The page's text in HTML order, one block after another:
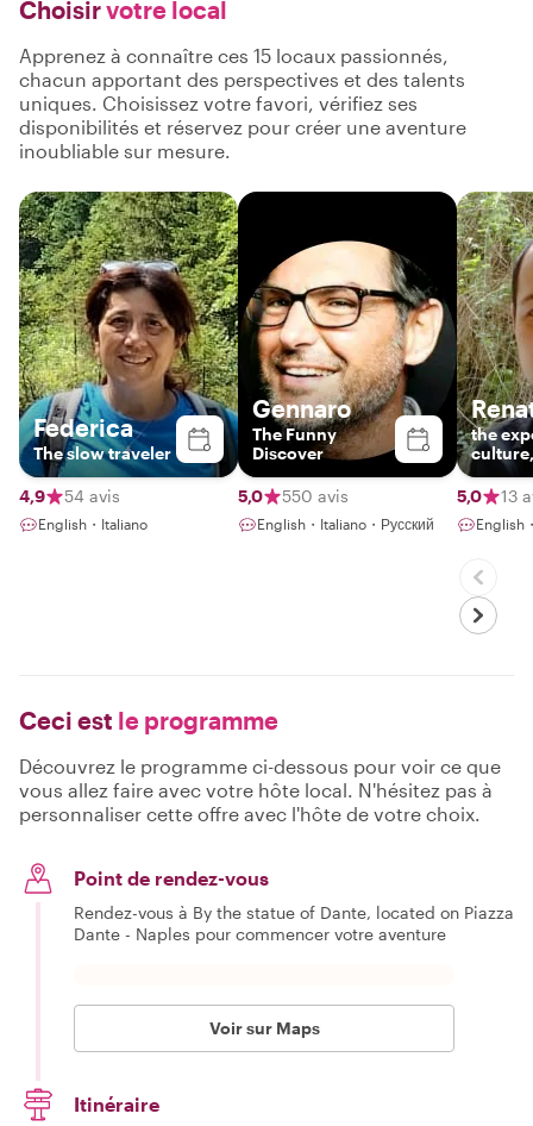
Choisirvotre local
Apprenez à connaître ces 15 locaux passionnés,
chacun apportant des perspectives et des talents
uniques. Choisissez votre favori, vérifiez ses
disponibilités et réservez pour créer une aventure
inoubliable sur mesure.
Federica
The slow traveler
4,9 54 avis
English・Italiano
Gennaro
The Funny
Discover
5,0 550 avis
English・Italiano・Русский
the
music
5,0
13
English
Ceci est le programme
Découvrez le programme ci-dessous pour voir ce que
vous allez faire avec votre hôte local. N'hésitez pas à
personnaliser cette offre avec l'hôte de votre choix.
Point de rendez-vous
Rendez-vous à By the statue of Dante, located on Piazza
Dante - Naples pour commencer votre aventure
Voir sur Maps
Itinéraire